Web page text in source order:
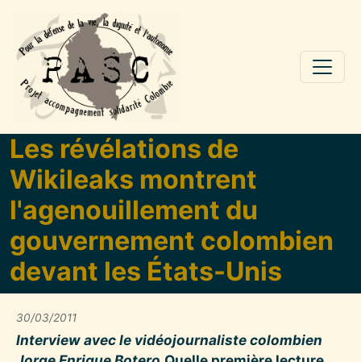
Aller au contenu principal
Les révélations de
Wikileaks montrent
l'agenouillement du
gouvernement colombien
devant les États-Unis
30/03/2011
Interview avec le vidéojournaliste colombien